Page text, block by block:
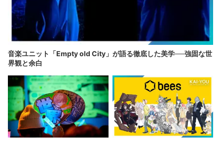
音楽ユニット「Empty old City」が語る徹底した美学──強固な世
界観と余白